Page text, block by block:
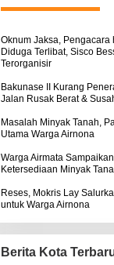
u
:Oknum Jaksa, Pengacara
Diduga Terlibat, Sisco
Terorganisir
Bakunase II Kurang
Jalan Rusak Berat &
Masalah Minyak Tanah,
Utama Warga Airnona
Warga Airmata
Ketersediaan Minyak
Reses, Mokris Lay
untuk Warga Airnona
Berita Kota